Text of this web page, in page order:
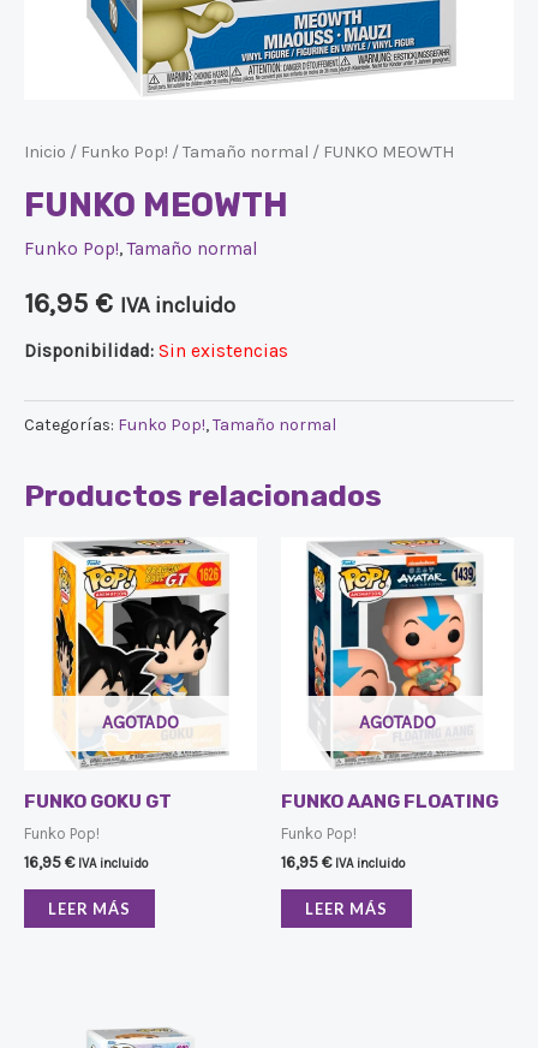
Inicio / Funko Pop! /Tamaño normal / FUNKO MEOWTH
FUNKO MEOWTH
Funko Pop!,Tamaño normal
16,95 € IVA incluido
Disponibilidad: Sin existencias
Categorías: Funko Pop!,Tamaño normal
Productos relacionados
AGOTADO
FUNKO GOKU GT
Funko Pop!
16,95€ IVA incluido
LEER MÁS
AGOTADO
FUNKO AANG FLOATING
Funko Pop!
16,95€ IVA incluido
LEER MÁS